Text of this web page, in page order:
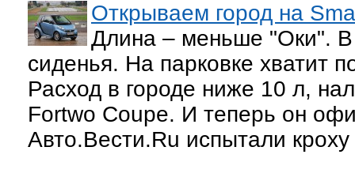
Открываем город на
Длина – меньше "Оки". В
сиденья. На парковке хватит
Расход в городе ниже 10 л,
Fortwo Coupe. И теперь он
Авто.Вести.Ru испытали